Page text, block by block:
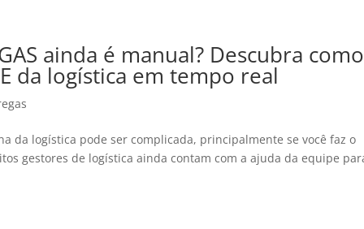
ainda é manual? Descubra como
da logística em tempo real
da logística pode ser complicada, principalmente se você faz o
gestores de logística ainda contam com a ajuda da equipe